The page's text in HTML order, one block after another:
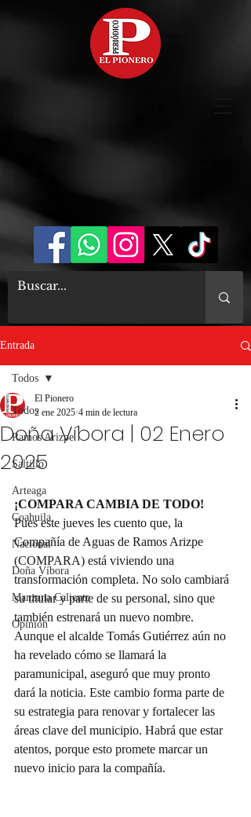
Entrada
Todos
Ramos Arizpe
Saltillo
Arteaga
Coahuila
Nacional
Doña Víbora
Manzana Caliente
Opinión
Todos
Doña Víbora | 02 Enero
2025
El Pionero
2 ene 2025 4 min de lectura
¡COMPARA CAMBIA DE TODO!
Pues este jueves les cuento que, la
Compañía de Aguas de Ramos Arizpe
(COMPARA) está viviendo una
transformación completa. No solo cambiará
su titular y parte de su personal, sino que
también estrenará un nuevo nombre.
Aunque el alcalde Tomás Gutiérrez aún no
ha revelado cómo se llamará la
paramunicipal, aseguró que muy pronto
dará la noticia. Este cambio forma parte de
su estrategia para renovar y fortalecer las
áreas clave del municipio. Habrá que estar
atentos, porque esto promete marcar un
nuevo inicio para la compañía.